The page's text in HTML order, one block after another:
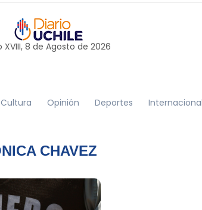
XVIII, 8 de Agosto de 2026
Cultura Opinión Deportes Internacional
CHAVEZ